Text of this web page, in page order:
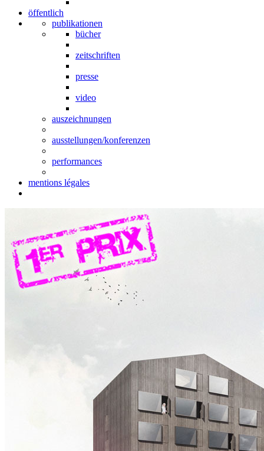
öffentlich
publikationen
bücher
zeitschriften
presse
video
auszeichnungen
ausstellungen/konferenzen
performances
mentions légales